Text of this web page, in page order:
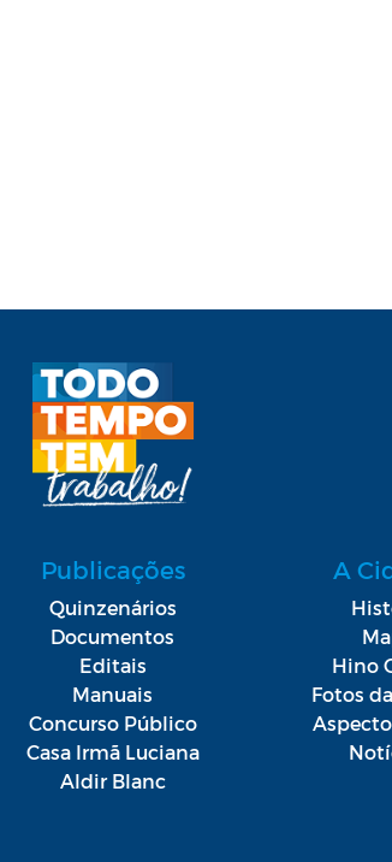
Publicações
Quinzenários
Documentos
Editais
Manuais
Concurso Público
Casa Irmã Luciana
Aldir Blanc
A
Hino
Fotos